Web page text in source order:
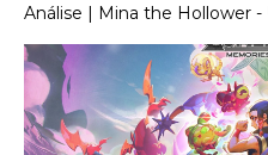
Análise | Mina the Hollower